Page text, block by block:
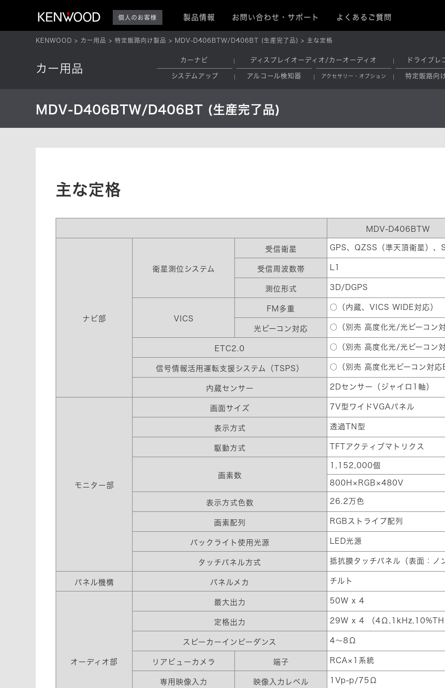
個人のお客様 製品情報 お問い合わせ・サポート よくあるご質問
KENWOOD カー用品 特定販路向け製品 MDV-D406BTW/D406BT (生産完了品) 主な定格
カー用品
カーナビ ディスプレイオーディオ/カーオーディオ ドライブレ
システムアップ アルコール検知器 アクセサリー・オプション 特定販路向
MDV-D406BTW/D406BT (生産完了品)
主な定格
MDV-D406BTW
ナビ部
衛星測位システム
受信衛星 GPS、QZSS（準天頂衛星）、
受信周波数帯 L1
測位形式 3D/DGPS
VICS
FM多重 ○（内蔵、VICS WIDE対応）
光ビーコン対応 ○（別売 高度化光/光ビーコン
ETC2.0 ○（別売 高度化光/光ビーコン
信号情報活用運転支援システム（TSPS） ○（別売 高度化光ビーコン対
内蔵センサー 2Dセンサー（ジャイロ1軸）
モニター部
画面サイズ 7V型ワイドVGAパネル
表示方式 透過TN型
駆動方式 TFTアクティブマトリクス
画素数
1,152,000個
800H×RGB×480V
表示方式色数 26.2万色
画素配列 RGBストライプ配列
バックライト使用光源 LED光源
タッチパネル方式 抵抗膜タッチパネル（表面：ノ
パネル機構 パネルメカ チルト
オーディオ部
最大出力 50W x 4
定格出力 29W x 4 （
スピーカーインピーダンス 4～8Ω
リアビューカメラ 端子 RCA×1系統
専用映像入力 映像入力レベル 1Vp-p/75Ω